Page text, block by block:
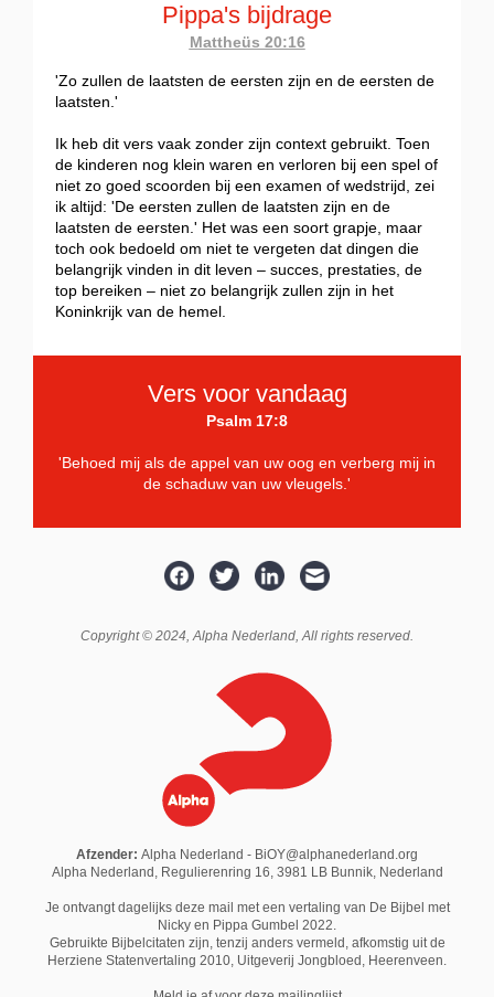
Pippa's bijdrage
Mattheüs 20:16
'Zo zullen de laatsten de eersten zijn en de eersten de
laatsten.'
Ik heb dit vers vaak zonder zijn context gebruikt. Toen
de kinderen nog klein waren en verloren bij een spel of
niet zo goed scoorden bij een examen of wedstrijd, zei
ik altijd: 'De eersten zullen de laatsten zijn en de
laatsten de eersten.' Het was een soort grapje, maar
toch ook bedoeld om niet te vergeten dat dingen die
belangrijk vinden in dit leven – succes, prestaties, de
top bereiken – niet zo belangrijk zullen zijn in het
Koninkrijk van de hemel.
Vers voor vandaag
Psalm 17:8
'Behoed mij als de appel van uw oog en verberg mij in
de schaduw van uw vleugels.'
Copyright © 2024,Alpha Nederland, All rights reserved.
Afzender: Alpha Nederland - BiOY@alphanederland.org
Alpha Nederland, Regulierenring 16, 3981 LB Bunnik, Nederland
Je ontvangt dagelijks deze mail met een vertaling van De Bijbel met
Nicky en Pippa Gumbel 2022.
Gebruikte Bijbelcitaten zijn, tenzij anders vermeld, afkomstig uit de
Herziene Statenvertaling 2010, Uitgeverij Jongbloed , Heerenveen.